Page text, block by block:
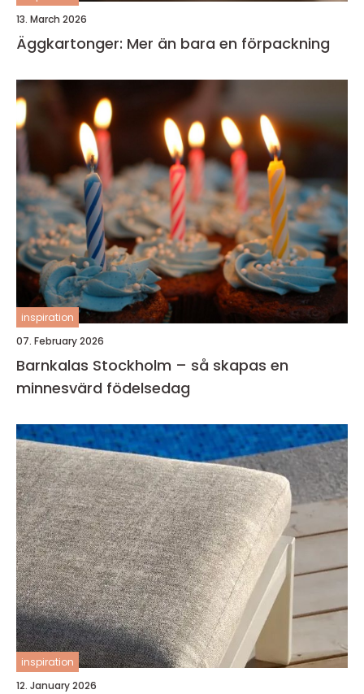
13. March 2026
Äggkartonger: Mer än bara en förpackning
inspiration
07. February 2026
Barnkalas Stockholm – så skapas en
minnesvärd födelsedag
inspiration
12. January 2026